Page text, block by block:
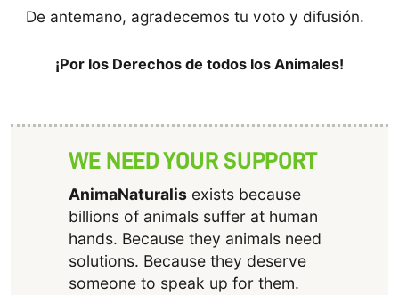
De antemano, agradecemos tu voto y difusión.
¡Por los Derechos de todos los Animales!
WE NEED YOUR SUPPORT
AnimaNaturalisexists because
billions of animals suffer at human
hands. Because they animals need
solutions. Because they deserve
someone to speak up for them.